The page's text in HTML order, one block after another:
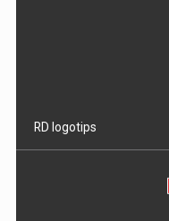
RD logotips